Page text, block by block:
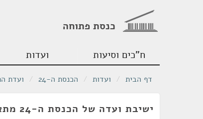
כנסת פתוחה
ח"כים וסיעות ועדות
דף הבית / ועדות / הכנסת ה-24 / ועדת
ישיבת ועדה של הכנסת ה-24 מתאריך 06/06/2022